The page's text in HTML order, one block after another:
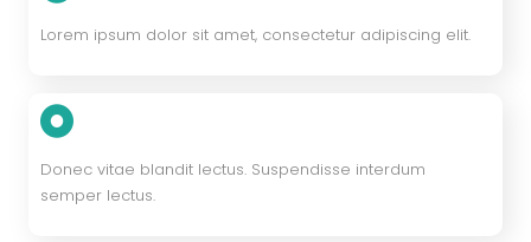
Lorem ipsum dolor sit amet, consectetur adipiscing elit.
Donec vitae blandit lectus. Suspendisse interdum
semper lectus.